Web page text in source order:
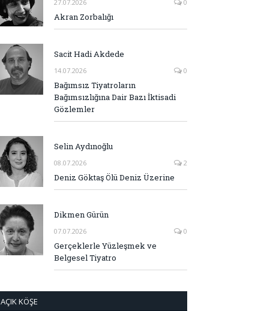
27.07.2026 0
Akran Zorbalığı
Sacit Hadi Akdede
14.07.2026 0
Bağımsız Tiyatroların
Bağımsızlığına Dair Bazı İktisadi
Gözlemler
Selin Aydınoğlu
08.07.2026 2
Deniz Göktaş Ölü Deniz Üzerine
Dikmen Gürün
07.07.2026 0
Gerçeklerle Yüzleşmek ve
Belgesel Tiyatro
AÇIK KÖŞE